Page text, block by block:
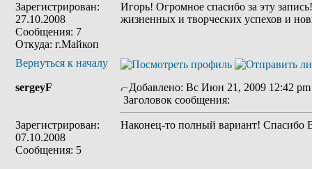
Зарегистрирован:
27.10.2008
Сообщения: 7
Откуда: г.Майкоп
Игорь! Огромное спасибо за эту
жизненных и творческих успехов и
Вернуться к началу
sergeyF
Зарегистрирован:
07.10.2008
Сообщения: 5
Добавлено: Вс Июн 21, 2009 12:42 pm
Заголовок сообщения:
Наконец-то полный вариант! Спасибо